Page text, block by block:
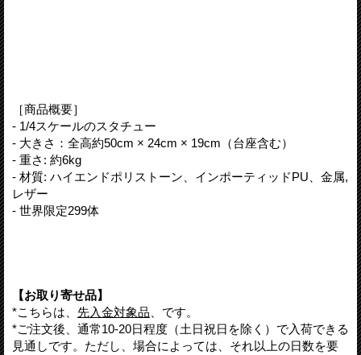
［商品概要］
- 1/4スケールのスタチュー
- 大きさ：全高約50cm × 24cm × 19cm（台座含む）
- 重さ: 約6kg
- 材質: ハイエンドポリストーン、インポーティッドPU、金属,
レザー
- 世界限定299体
【お取り寄せ品】
*こちらは、 先入金対象品 、です。
*ご注文後、通常10-20日程度（土日祝日を除く）で入荷できる
見通しです。ただし、場合によっては、それ以上の日数を要